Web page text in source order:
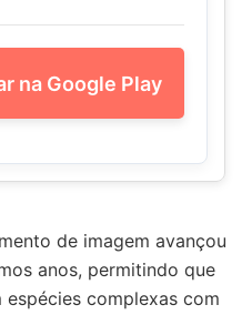
na Google Play
de imagem avançou
anos, permitindo que
complexas com